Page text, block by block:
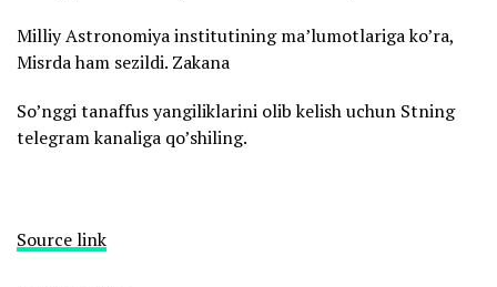
Milliy Astronomiya institutining ma’lumotlariga ko’ra,
Misrda ham sezildi. Zakana
So’nggi tanaffus yangiliklarini olib kelish uchun Stning
telegram kanaliga qo’shiling.
Source link